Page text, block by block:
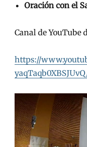
Oración con el
Canal de YouTube
https://